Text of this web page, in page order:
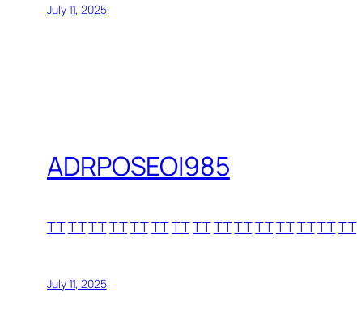
July 11, 2025
ADRPOSEOI985
TTTTTTTTTTTTTTTTTTTTTTTTTTTTTT
July 11, 2025